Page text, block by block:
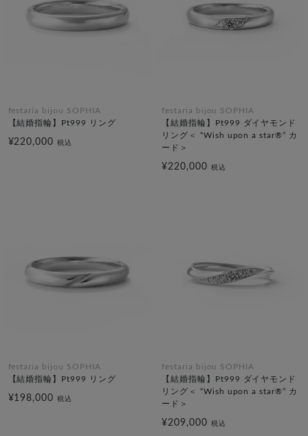
festaria bijou SOPHIA
【結婚指輪】Pt999 リング
¥220,000税込
festaria bijou SOPHIA
【結婚指輪】Pt999 ダイヤモンド
リング＜ “Wish upon a star®” カ
ード＞
¥220,000 税込
festaria bijou SOPHIA
【結婚指輪】Pt999 リング
¥198,000税込
festaria bijou SOPHIA
【結婚指輪】Pt999 ダイヤモンド
リング＜ “Wish upon a star®” カ
ード＞
¥209,000 税込